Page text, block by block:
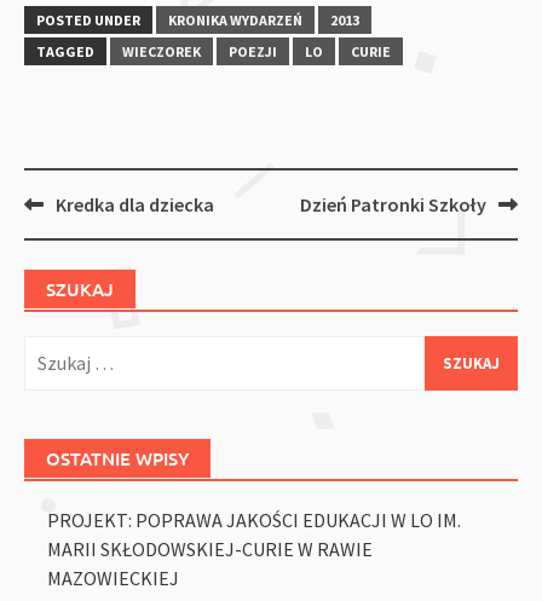
POSTED UNDER KRONIKA WYDARZEŃ
2013
TAGGED
WIECZOREK POEZJI LO CURIE
PostKredka dla dziecka Dzień Patronki Szkoły
SZUKAJ
OSTATNIE WPISY
PROJEKT: POPRAWA JAKOŚCI EDUKACJI W LO IM.
MARII SKŁODOWSKIEJ-CURIE W RAWIE
MAZOWIECKIEJ